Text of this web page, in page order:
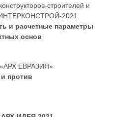
строителей и
ИНТЕРКОНСТРОЙ-2021
и расчетные параметры
основ
ЕВРАЗИЯ»
против